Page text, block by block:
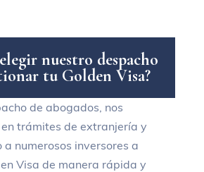
elegir nuestro despacho
ionar tu Golden Visa?
de abogados, nos
trámites de extranjería y
a numerosos inversores a
Visa de manera rápida y